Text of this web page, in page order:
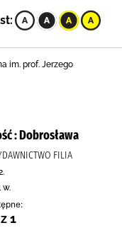
im. prof. Jerzego
: Dobrosława
FILIA
w.
1